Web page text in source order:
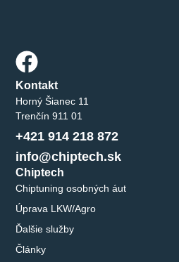
Chiptech
Chiptuning osobných áut
Úprava LKW/Agro
Ďalšie služby
Články
Kontakt
Horný Šianec 11
Trenčín 911 01
+421 914 218 872
info@chiptech.sk